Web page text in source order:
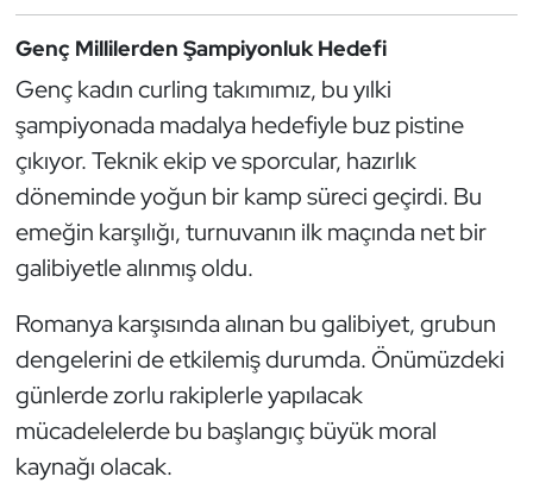
Genç Millilerden Şampiyonluk Hedefi
Genç kadın curling takımımız, bu yılki
şampiyonada madalya hedefiyle buz pistine
çıkıyor. Teknik ekip ve sporcular, hazırlık
döneminde yoğun bir kamp süreci geçirdi. Bu
emeğin karşılığı, turnuvanın ilk maçında net bir
galibiyetle alınmış oldu.
Romanya karşısında alınan bu galibiyet, grubun
dengelerini de etkilemiş durumda. Önümüzdeki
günlerde zorlu rakiplerle yapılacak
mücadelelerde bu başlangıç büyük moral
kaynağı olacak.
Hentbol
İşitme Engelli Sporcular
Judo ve Kuraş
Kano ve Rafting
Karate
Kayak
Kempo
Kick Boks